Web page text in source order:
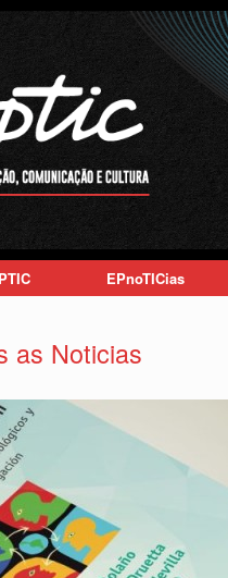
EPnoTICias
as Noticias